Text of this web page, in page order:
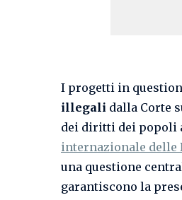
I progetti in
illegali dalla Corte
dei diritti dei popoli
internazionale
una questione
garantiscono la